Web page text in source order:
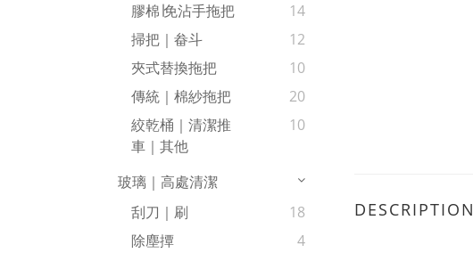
膠棉∣免沾手拖把
14
掃把｜畚斗
12
夾式替換拖把
10
傳統｜棉紗拖把
20
絞乾桶｜清潔推
車｜其他
10
玻璃｜高處清潔
刮刀｜刷
18
除塵撢
4
DESCRIPTION